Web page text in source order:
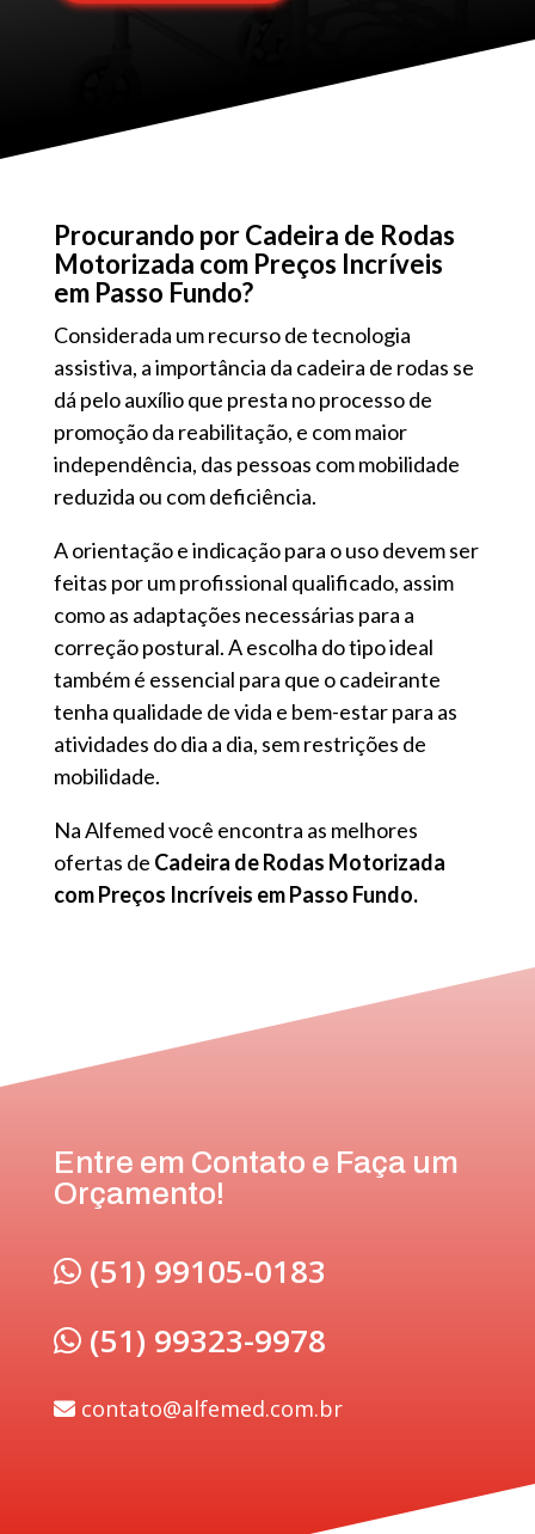
Procurando por Cadeira de Rodas
Motorizada com Preços Incríveis
em Passo Fundo?
Considerada um recurso de tecnologia
assistiva, a importância da cadeira de rodas se
dá pelo auxílio que presta no processo de
promoção da reabilitação, e com maior
independência, das pessoas com mobilidade
reduzida ou com deficiência.
A orientação e indicação para o uso devem ser
feitas por um profissional qualificado, assim
como as adaptações necessárias para a
correção postural. A escolha do tipo ideal
também é essencial para que o cadeirante
tenha qualidade de vida e bem-estar para as
atividades do dia a dia, sem restrições de
mobilidade.
Na Alfemed você encontra as melhores
ofertas de Cadeira de Rodas Motorizada
com Preços Incríveis em Passo Fundo.
Entre em Contato e Faça um
Orçamento!
(51) 99105-0183
(51) 99323-9978
contato@alfemed.com.br